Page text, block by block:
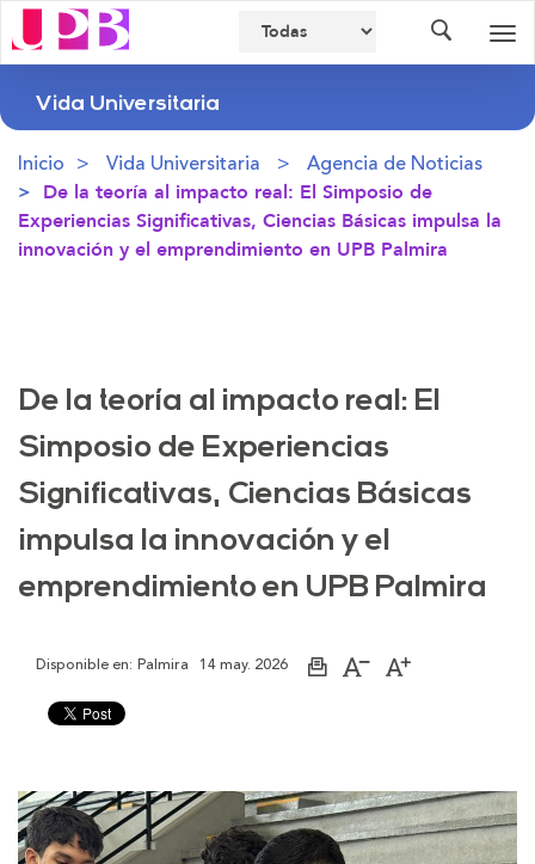
Vida Universitaria
Inicio Vida Universitaria Agencia de Noticias
De la teoría al impacto real: El Simposio de
Experiencias Significativas, Ciencias Básicas impulsa la
innovación y el emprendimiento en UPB Palmira
De la teoría al impacto real: El
Simposio de Experiencias
Significativas, Ciencias Básicas
impulsa la innovación y el
emprendimiento en UPB Palmira
Disponible en: Palmira 14 may. 2026
ImprimirAumentarDisminuir